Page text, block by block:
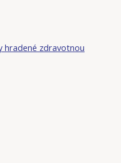
hradené zdravotnou